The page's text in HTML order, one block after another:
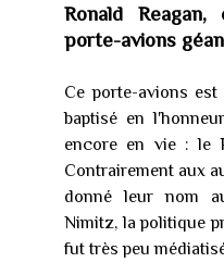
Ronald
porte-avions
Ce porte-avions
baptisé en
encore en vie : le
Contrairement aux
donné leur nom
Nimitz, la politique
fut très peu